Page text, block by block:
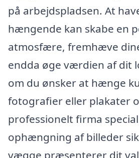
på arbejdspladsen. At
hængende kan skabe en
atmosfære, fremhæve
endda øge værdien af dit
om du ønsker at hænge
fotografier eller plakater
professionelt firma
ophængning af billeder
vægge præsenterer dit